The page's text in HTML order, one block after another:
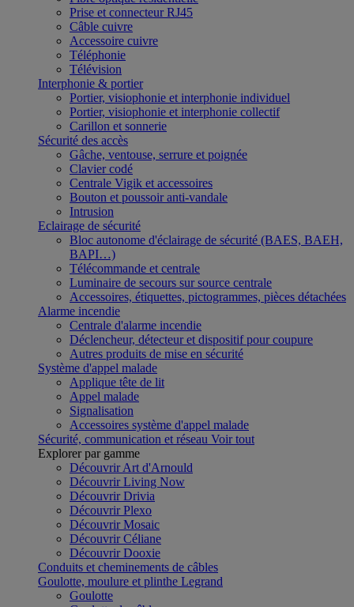
Prise et connecteur RJ45
Câble cuivre
Accessoire cuivre
Téléphonie
Télévision
Interphonie & portier
Portier, visiophonie et interphonie individuel
Portier, visiophonie et interphonie collectif
Carillon et sonnerie
Sécurité des accès
Gâche, ventouse, serrure et poignée
Clavier codé
Centrale Vigik et accessoires
Bouton et poussoir anti-vandale
Intrusion
Eclairage de sécurité
Bloc autonome d'éclairage de sécurité (BAES, BAEH,
BAPI…)
Télécommande et centrale
Luminaire de secours sur source centrale
Accessoires, étiquettes, pictogrammes, pièces détachées
Alarme incendie
Centrale d'alarme incendie
Déclencheur, détecteur et dispositif pour coupure
Autres produits de mise en sécurité
Système d'appel malade
Applique tête de lit
Appel malade
Signalisation
Accessoires système d'appel malade
Sécurité, communication et réseau Voir tout
Explorer par gamme
Découvrir Art d'Arnould
Découvrir Living Now
Découvrir Drivia
Découvrir Plexo
Découvrir Mosaic
Découvrir Céliane
Découvrir Dooxie
Conduits et cheminements de câbles
Goulotte, moulure et plinthe Legrand
Goulotte